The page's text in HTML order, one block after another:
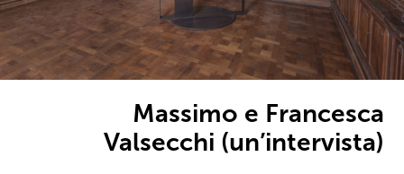
Massimo e Francesca
Valsecchi (un’intervista)